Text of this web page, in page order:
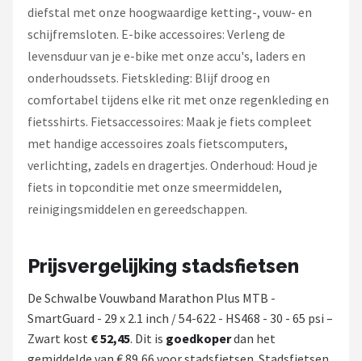
diefstal met onze hoogwaardige ketting-, vouw- en
schijfremsloten. E-bike accessoires: Verleng de
levensduur van je e-bike met onze accu's, laders en
onderhoudssets. Fietskleding: Blijf droog en
comfortabel tijdens elke rit met onze regenkleding en
fietsshirts. Fietsaccessoires: Maak je fiets compleet
met handige accessoires zoals fietscomputers,
verlichting, zadels en dragertjes. Onderhoud: Houd je
fiets in topconditie met onze smeermiddelen,
reinigingsmiddelen en gereedschappen.
Prijsvergelijking stadsfietsen
De Schwalbe Vouwband Marathon Plus MTB -
SmartGuard - 29 x 2.1 inch / 54-622 - HS468 - 30 - 65 psi –
Zwart kost € 52,45. Dit is goedkoperdan het